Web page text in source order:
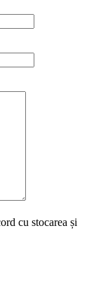
cu stocarea și